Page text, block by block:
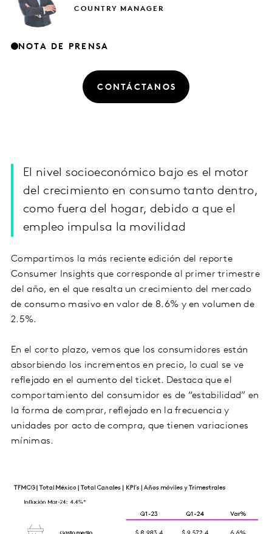
COUNTRY MANAGER
NOTA DE PRENSA
CONTÁCTANOS
El nivel socioeconómico bajo es el motor
del crecimiento en consumo tanto dentro,
como fuera del hogar, debido a que el
empleo impulsa la movilidad
Compartimos la más reciente edición del reporte
Consumer Insights que corresponde al primer trimestre
del año, en el que resalta un crecimiento del mercado
de consumo masivo en valor de 8.6% y en volumen de
2.5%.
En el corto plazo, vemos que los consumidores están
absorbiendo los incrementos en precio, lo cual se ve
reflejado en el aumento del ticket. Destaca que el
comportamiento del consumidor es de “estabilidad” en
la forma de comprar, reflejado en la frecuencia y
unidades por acto de compra, que tienen variaciones
mínimas.